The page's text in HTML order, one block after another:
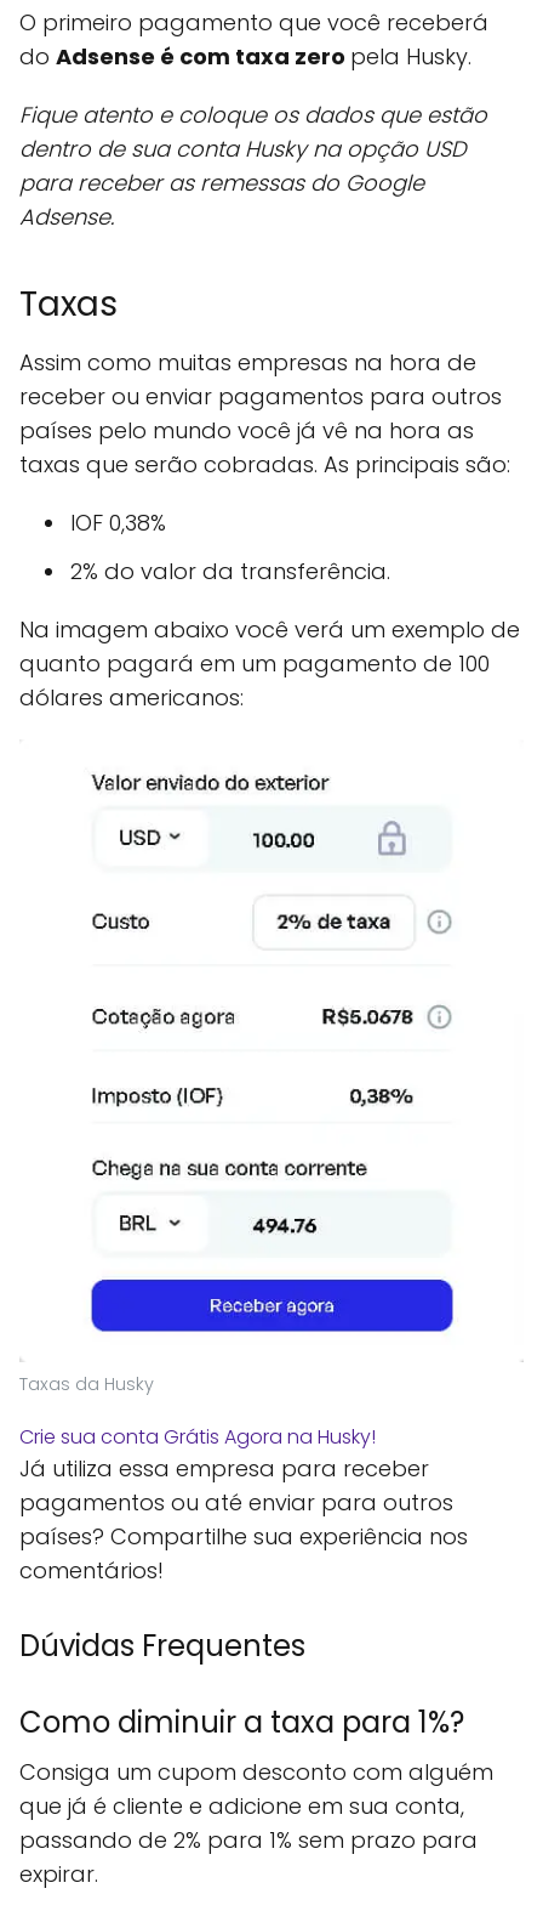
O primeiro pagamento que você receberá
do Adsense é com taxa zero pela Husky.
Fique atento e coloque os dados que estão
dentro de sua conta Husky na opção USD
para receber as remessas do Google
Adsense.
Taxas
Assim como muitas empresas na hora de
receber ou enviar pagamentos para outros
países pelo mundo você já vê na hora as
taxas que serão cobradas. As principais são:
IOF 0,38%
2% do valor da transferência.
Na imagem abaixo você verá um exemplo de
quanto pagará em um pagamento de 100
dólares americanos:
Taxas da Husky
Crie sua conta Grátis Agora na Husky!
Já utiliza essa empresa para receber
pagamentos ou até enviar para outros
países? Compartilhe sua experiência nos
comentários!
Dúvidas Frequentes
Como diminuir a taxa para 1%?
Consiga um cupom desconto com alguém
que já é cliente e adicione em sua conta,
passando de 2% para 1% sem prazo para
expirar.